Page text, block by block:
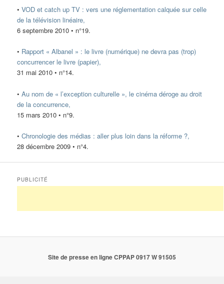
•VOD et catch up TV : vers une réglementation calquée sur celle
de la télévision linéaire,
6 septembre 2010 • n°19.
• Rapport « Albanel » : le livre (numérique) ne devra pas (trop)
concurrencer le livre (papier),
31 mai 2010 • n°14.
•Au nom de « l’exception culturelle », le cinéma déroge au droit
de la concurrence,
15 mars 2010 • n°9.
•Chronologie des médias : aller plus loin dans la réforme ?,
28 décembre 2009 • n°4.
PUBLICITÉ
Site de presse en ligne CPPAP 0917 W 91505